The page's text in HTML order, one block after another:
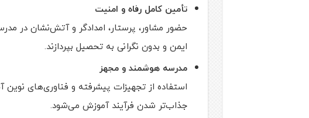
تأمین کامل رفاه و امنیت
حضور مشاور، پرستار، امدادگر و آتش‌نشان در
ایمن و بدون نگرانی به تحصیل بپردازند.
مدرسه هوشمند و مجهز
استفاده از تجهیزات پیشرفته و فناوری‌های
جذاب‌تر شدن فرآیند آموزش می‌شود.